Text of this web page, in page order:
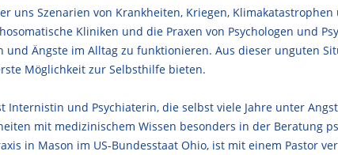
uns Szenarien von Krankheiten, Kriegen,
Kliniken und die Praxen von Psychologen und
und Ängste im Alltag zu funktionieren. Aus dieser unguten
Möglichkeit zur Selbsthilfe bieten.
Internistin und Psychiaterin, die selbst viele Jahre unter
mit medizinischem Wissen besonders in der Beratung
in Mason im US-Bundesstaat Ohio, ist mit einem Pastor